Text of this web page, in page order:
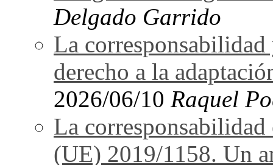
Delgado Garrido
La
derecho a la
2026/06/10 Raquel
La
(UE) 2019/1158. Un